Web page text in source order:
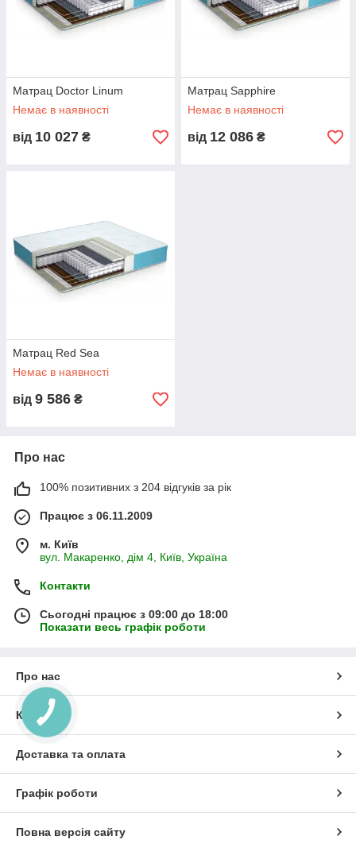
Матрац Doctor Linum
Немає в наявності
від 10 027 ₴
Матрац Sapphire
Немає в наявності
від 12 086 ₴
Матрац Red Sea
Немає в наявності
від 9 586 ₴
Про нас
100% позитивних з 204 відгуків за рік
Працює з 06.11.2009
м. Київ
вул. Макаренко, дім 4, Київ, Україна
Контакти
Сьогодні працює з 09:00 до 18:00
Показати весь графік роботи
Про нас
Контакти
Доставка та оплата
Графік роботи
Повна версія сайту